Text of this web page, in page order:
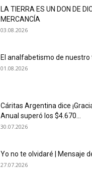
LA TIERRA ES UN DON DE
MERCANCÍA
03.08.2026
El analfabetismo de nuestro
01.08.2026
Cáritas Argentina dice
Anual superó los $4.670...
30.07.2026
Yo no te olvidaré | Mensaje
27.07.2026